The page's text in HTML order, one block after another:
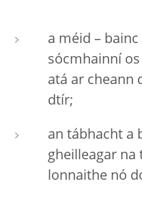
a méid –
sócmhainní
atá ar cheann
dtír;
an tábhacht a
gheilleagar na
lonnaithe nó